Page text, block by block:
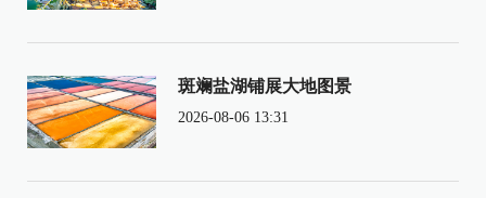
斑斓盐湖铺展大地图景
2026-08-06 13:31